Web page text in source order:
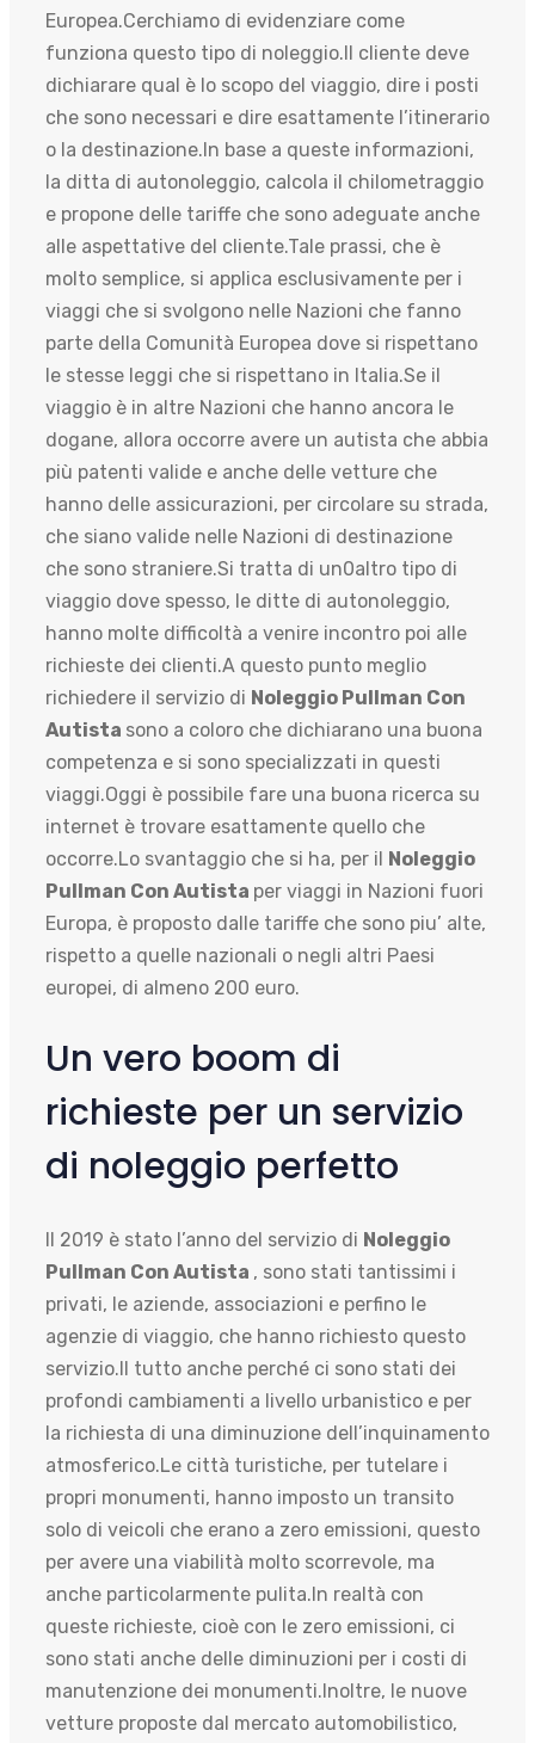
Europea.Cerchiamo di evidenziare come
funziona questo tipo di noleggio.Il cliente deve
dichiarare qual è lo scopo del viaggio, dire i posti
che sono necessari e dire esattamente l’itinerario
o la destinazione.In base a queste informazioni,
la ditta di autonoleggio, calcola il chilometraggio
e propone delle tariffe che sono adeguate anche
alle aspettative del cliente.Tale prassi, che è
molto semplice, si applica esclusivamente per i
viaggi che si svolgono nelle Nazioni che fanno
parte della Comunità Europea dove si rispettano
le stesse leggi che si rispettano in Italia.Se il
viaggio è in altre Nazioni che hanno ancora le
dogane, allora occorre avere un autista che abbia
più patenti valide e anche delle vetture che
hanno delle assicurazioni, per circolare su strada,
che siano valide nelle Nazioni di destinazione
che sono straniere.Si tratta di un0altro tipo di
viaggio dove spesso, le ditte di autonoleggio,
hanno molte difficoltà a venire incontro poi alle
richieste dei clienti.A questo punto meglio
richiedere il servizio di Noleggio Pullman Con
Autista sono a coloro che dichiarano una buona
competenza e si sono specializzati in questi
viaggi.Oggi è possibile fare una buona ricerca su
internet è trovare esattamente quello che
occorre.Lo svantaggio che si ha, per il Noleggio
Pullman Con Autista per viaggi in Nazioni fuori
Europa, è proposto dalle tariffe che sono piu’ alte,
rispetto a quelle nazionali o negli altri Paesi
europei, di almeno 200 euro.
Un vero boom di
richieste per un servizio
di noleggio perfetto
Il 2019 è stato l’anno del servizio di Noleggio
Pullman Con Autista , sono stati tantissimi i
privati, le aziende, associazioni e perfino le
agenzie di viaggio, che hanno richiesto questo
servizio.Il tutto anche perché ci sono stati dei
profondi cambiamenti a livello urbanistico e per
la richiesta di una diminuzione dell’inquinamento
atmosferico.Le città turistiche, per tutelare i
propri monumenti, hanno imposto un transito
solo di veicoli che erano a zero emissioni, questo
per avere una viabilità molto scorrevole, ma
anche particolarmente pulita.In realtà con
queste richieste, cioè con le zero emissioni, ci
sono stati anche delle diminuzioni per i costi di
manutenzione dei monumenti.Inoltre, le nuove
vetture proposte dal mercato automobilistico,